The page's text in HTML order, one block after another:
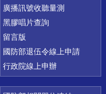
廣播訊號收聽量測
黑膠唱片查詢
留言版
國防部退伍令線上申請
行政院線上申辦